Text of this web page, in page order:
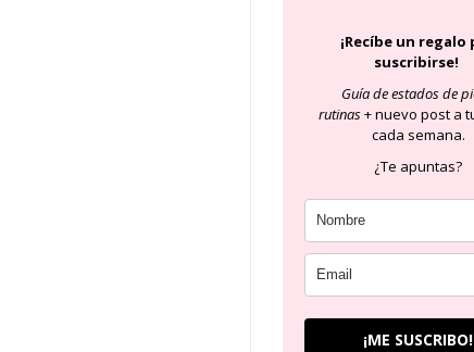
¡Recíbe un regalo
suscribirse!
Guía de estados de
rutinas+ nuevo post a
cada semana.
¿Te apuntas?
¡ME SUSCRIBO!